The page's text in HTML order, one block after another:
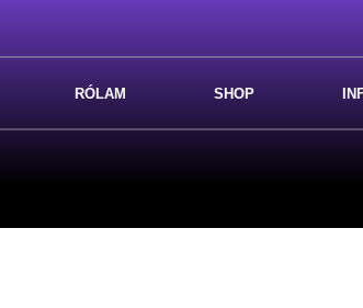
RÓLAM SHOP